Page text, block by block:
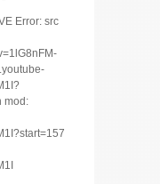
Error: src
mod: